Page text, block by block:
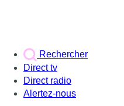
Rechercher
Direct tv
Direct radio
Alertez-nous